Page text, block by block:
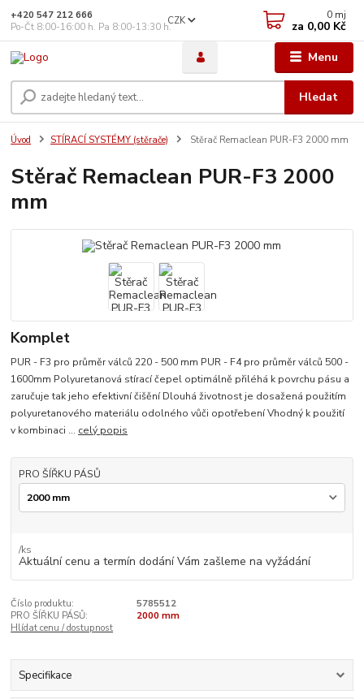
Menu
CZK
Hledat
+420 547 212 666
Po-Čt 8:00-16:00 h. Pa 8:00-13:30 h.
0 mj
za 0,00 Kč
Úvod STÍRACÍ SYSTÉMY (stěrače) Stěrač Remaclean PUR-F3 2000 mm
Stěrač Remaclean PUR-F3 2000
mm
Komplet
PUR - F3 pro průměr válců 220 - 500 mm PUR - F4 pro průměr válců 500 -
1600mm Polyuretanová stírací čepel optimálně přiléhá k povrchu pásu a
zaručuje tak jeho efektivní čišění Dlouhá životnost je dosažená použitím
polyuretanového materiálu odolného vůči opotřebení Vhodný k použití
v kombinaci ... celý popis
PRO ŠÍŘKU PÁSŮ
/ks
Aktuální cenu a termín dodání Vám zašleme na vyžádání
Číslo produktu:
5785512
PRO ŠÍŘKU PÁSŮ:
2000 mm
Hlídat cenu / dostupnost
Specifikace